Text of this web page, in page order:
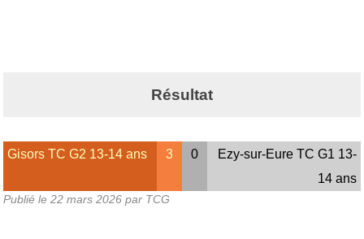
Résultat
Gisors TC G2 13-14 ans 3 0
Ezy-sur-Eure TC G1 13-
14 ans
Publié le 22 mars 2026 par TCG